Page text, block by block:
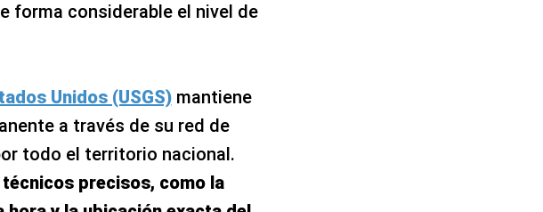
forma considerable el nivel de
Unidos (USGS)mantiene
a través de su red de
todo el territorio nacional.
precisos, como la